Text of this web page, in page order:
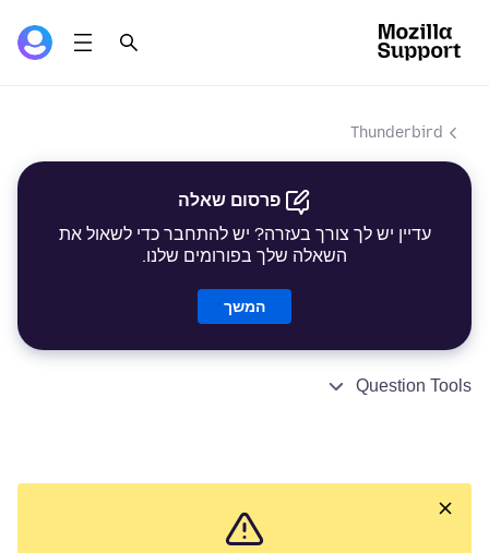
Thunderbird
פרסום שאלה
עדיין יש לך צורך בעזרה? יש להתחבר כדי לשאול את
השאלה שלך בפורומים שלנו.
המשך
Question Tools